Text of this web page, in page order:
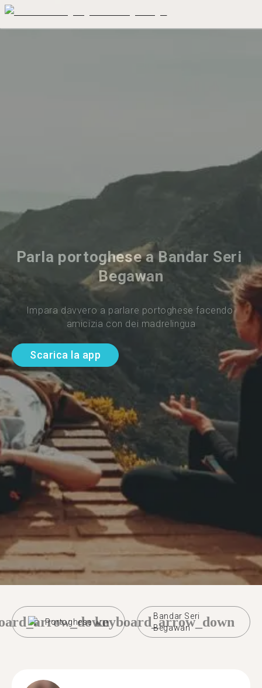
Parla portoghese a Bandar Seri
Begawan
Impara davvero a parlare portoghese facendo
amicizia con dei madrelingua
Scarica la app
Portoghese
Bandar Seri
Begawan
keyboard_arrow_down